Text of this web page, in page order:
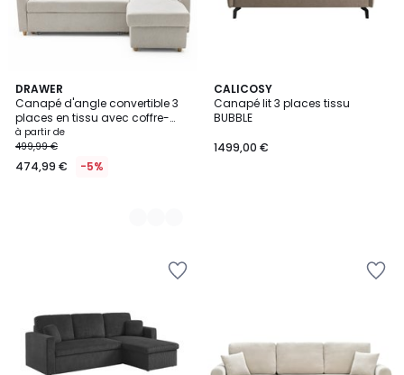
DRAWER
Canapé d'angle convertible 3
places en tissu avec coffre-
MATERA
à partir de
499,99 €
474,99 € -5%
2
Couleurs
CALICOSY
Canapé lit 3 places tissu
BUBBLE
1499,00 €